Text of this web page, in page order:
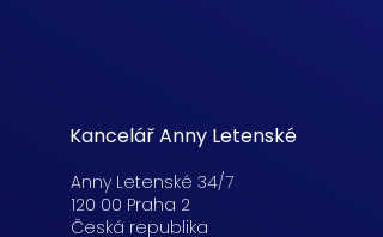
Kancelář Anny Letenské
Anny Letenské 34/7
120 00 Praha 2
Česká republika